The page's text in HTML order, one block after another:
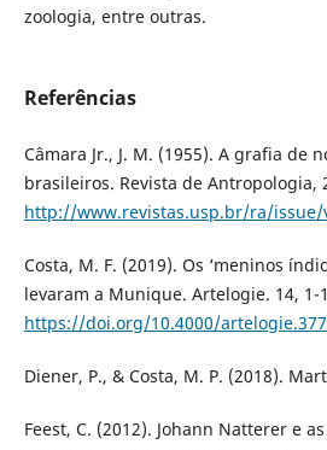
zoologia, entre outras.
Referências
Câmara Jr., J. M. (1955). A grafia de
brasileiros. Revista de Antropologia,
http://www.revistas.usp.br/ra/issue/
Costa, M. F. (2019). Os ‘meninos
levaram a Munique. Artelogie. 14, 1-
https://doi.org/10.4000/
Diener, P., & Costa, M. P. (2018).
Feest, C. (2012). Johann Natterer e